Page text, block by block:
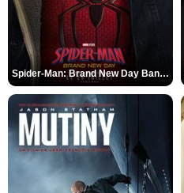
Spider-Man: Brand New Day Bande-annonce VO STFR